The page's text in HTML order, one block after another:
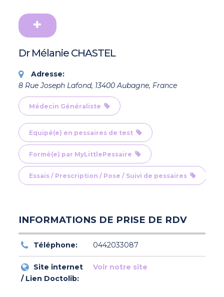
Dr Mélanie CHASTEL
Adresse:
8 Rue Joseph Lafond, 13400 Aubagne, France
Médecin Généraliste
Equipé(e) en pessaires de test
Formé(e) par MyLittlePessaire
Essais / Prescription / Pose / Suivi de pessaires
INFORMATIONS DE PRISE DE RDV
Téléphone: 0442033087
Site internet
/ Lien Doctolib:
Voir notre site